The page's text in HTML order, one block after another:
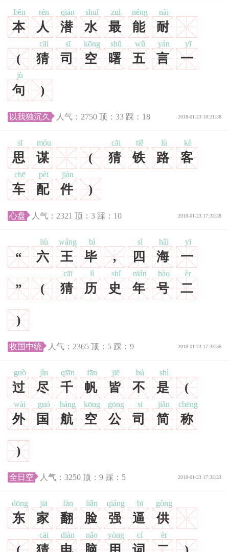
本
běn
人
rén
潜
qián
水
shuǐ
最
zuì
能
néng
耐
nài
( 猜
cāi
司
sī
空
kōng
曙
shǔ
五
wǔ
言
yán
一
yī
句
jù
)
2018-01-23 18:21:38
以我独沉久 人气： 2750 顶： 33 踩： 18
思
sī
谋
móu
( 猜
cāi
铁
tiě
路
lù
客
kè
车
chē
配
pèi
件
jiàn
)
2018-01-23 17:33:38
心盘 人气： 2321 顶： 3 踩： 10
“ 六
liù
王
wáng
毕
bì
, 四
sì
海
hǎi
一
yī
” ( 猜
cāi
历
lì
史
shǐ
年
nián
号
hào
二
èr
)
2018-01-23 17:33:36
收国中统 人气： 2365 顶： 5 踩： 9
过
guò
尽
jìn
千
qiān
帆
fān
皆
jiē
不
bú
是
shì
(
外
wài
国
guó
航
háng
空
kōng
公
gōng
司
sī
简
jiǎn
称
chēng
)
2018-01-23 17:33:33
全日空 人气： 3250 顶： 9 踩： 5
东
dōng
家
jiā
翻
fān
脸
liǎn
强
qiáng
逼
bī
供
gòng
cāi diàn nǎo yòng cí èr